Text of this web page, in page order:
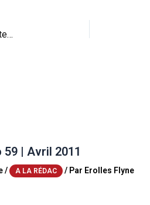
59 | Avril 2011
/ A LA RÉDAC / Par Erolles Flyne